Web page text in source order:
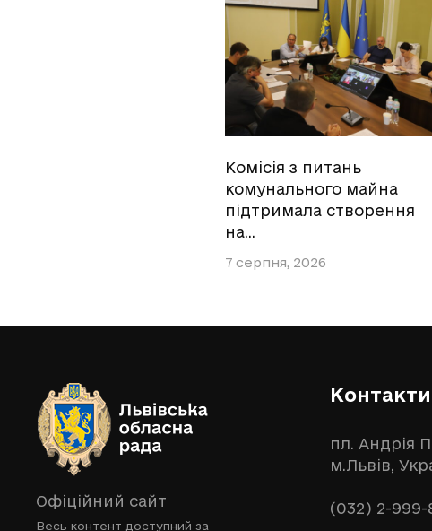
Комісія з питань
комунального майна
підтримала створення
на…
7 серпня, 2026
Офіційний сайт
Весь контент доступний за
Контакти
пл. Андрія
м.Львів,
(032) 2-999-